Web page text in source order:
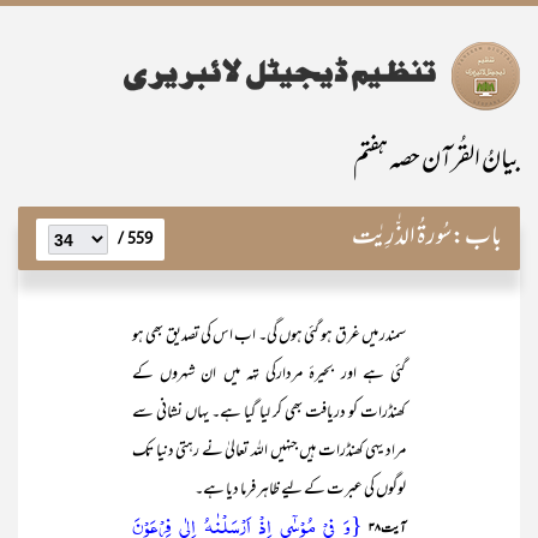
بیانُ القُرآن حصہ ہفتم
باب:سُورۃُ الذّٰرِیٰت 559 /
سمندر میں غرق ہو گئی ہوں گی۔ اب اس کی تصدیق بھی ہو
گئی ہے اور بحیرۂ مردارکی تہہ میں ان شہروں کے
کھنڈرات کو دریافت بھی کر لیا گیا ہے۔ یہاں نشانی سے
مراد یہی کھنڈرات ہیں جنہیں اللہ تعالیٰ نے رہتی دنیا تک
لوگوں کی عبرت کے لیے ظاہر فرما دیا ہے۔
آیت۳۸ {وَ فِیۡ مُوۡسٰۤی اِذۡ اَرۡسَلۡنٰہُ اِلٰی فِرۡعَوۡنَ